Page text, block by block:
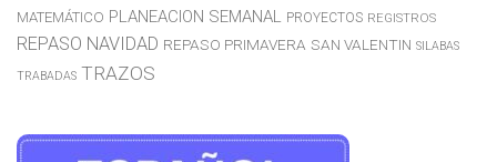
MATEMÁTICO PLANEACION SEMANAL PROYECTOS REGISTROS
REPASO NAVIDAD REPASO PRIMAVERA SAN VALENTIN SILABAS
TRABADAS TRAZOS